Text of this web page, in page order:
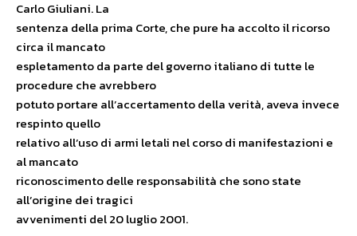
Carlo Giuliani. La
sentenza della prima Corte, che pure ha accolto il ricorso
circa il mancato
espletamento da parte del governo italiano di tutte le
procedure che avrebbero
potuto portare all’accertamento della verità, aveva invece
respinto quello
relativo all’uso di armi letali nel corso di manifestazioni e
al mancato
riconoscimento delle responsabilità che sono state
all’origine dei tragici
avvenimenti del 20 luglio 2001.